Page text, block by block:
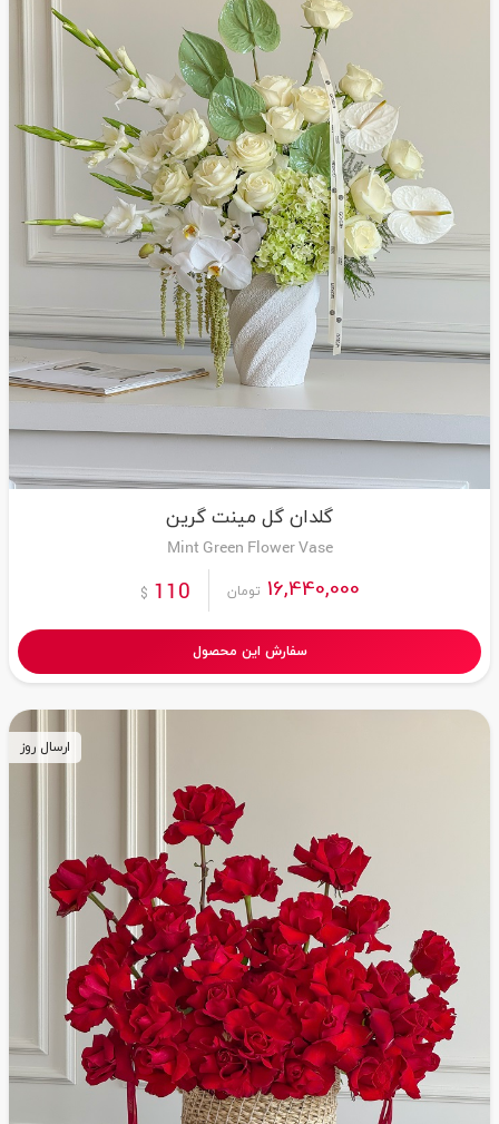
گلدان گل مینت گرین
Mint Green Flower Vase
16,440,000 تومان 110
$
سفارش این محصول
ارسال روز